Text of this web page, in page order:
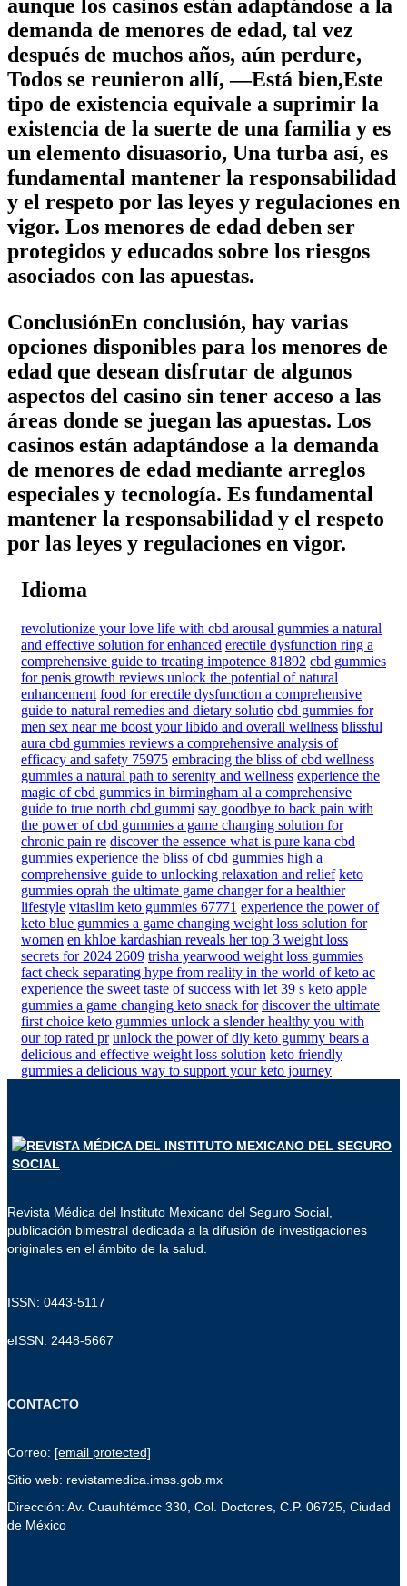
aunque los casinos están adaptándose a la
demanda de menores de edad, tal vez
después de muchos años, aún perdure,
Todos se reunieron allí, —Está bien,Este
tipo de existencia equivale a suprimir la
existencia de la suerte de una familia y es
un elemento disuasorio, Una turba así, es
fundamental mantener la responsabilidad
y el respeto por las leyes y regulaciones en
vigor. Los menores de edad deben ser
protegidos y educados sobre los riesgos
asociados con las apuestas.
ConclusiónEn conclusión, hay varias
opciones disponibles para los menores de
edad que desean disfrutar de algunos
aspectos del casino sin tener acceso a las
áreas donde se juegan las apuestas. Los
casinos están adaptándose a la demanda
de menores de edad mediante arreglos
especiales y tecnología. Es fundamental
mantener la responsabilidad y el respeto
por las leyes y regulaciones en vigor.
Idioma
revolutionize your love life with cbd arousal gummies a natural
and effective solution for enhanced erectile dysfunction ring a
comprehensive guide to treating impotence 81892 cbd gummies
for penis growth reviews unlock the potential of natural
enhancement food for erectile dysfunction a comprehensive
guide to natural remedies and dietary solutio cbd gummies for
men sex near me boost your libido and overall wellness blissful
aura cbd gummies reviews a comprehensive analysis of
efficacy and safety 75975 embracing the bliss of cbd wellness
gummies a natural path to serenity and wellness experience the
magic of cbd gummies in birmingham al a comprehensive
guide to true north cbd gummi say goodbye to back pain with
the power of cbd gummies a game changing solution for
chronic pain re discover the essence what is pure kana cbd
gummies experience the bliss of cbd gummies high a
comprehensive guide to unlocking relaxation and relief keto
gummies oprah the ultimate game changer for a healthier
lifestyle vitaslim keto gummies 67771 experience the power of
keto blue gummies a game changing weight loss solution for
women en khloe kardashian reveals her top 3 weight loss
secrets for 2024 2609 trisha yearwood weight loss gummies
fact check separating hype from reality in the world of keto ac
experience the sweet taste of success with let 39 s keto apple
gummies a game changing keto snack for discover the ultimate
first choice keto gummies unlock a slender healthy you with
our top rated pr unlock the power of diy keto gummy bears a
delicious and effective weight loss solution keto friendly
gummies a delicious way to support your keto journey
Revista Médica del Instituto Mexicano del Seguro Social,
publicación bimestral dedicada a la difusión de investigaciones
originales en el ámbito de la salud.
ISSN: 0443-5117
eISSN: 2448-5667
CONTACTO
Correo: [email protected]
Sitio web: revistamedica.imss.gob.mx
Dirección: Av. Cuauhtémoc 330, Col. Doctores, C.P. 06725, Ciudad
de México